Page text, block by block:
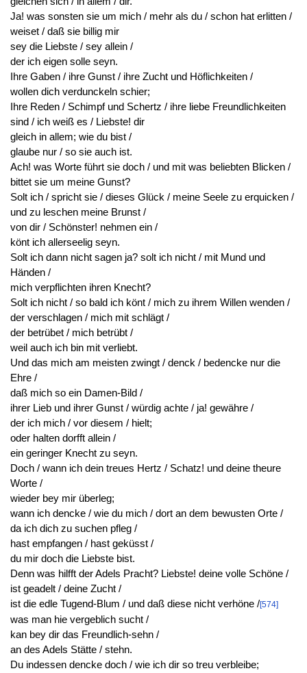
Ja! was sonsten sie um mich / mehr als du / schon hat erlitten /
weiset / daß sie billig mir
sey die Liebste / sey allein /
der ich eigen solle seyn.
Ihre Gaben / ihre Gunst / ihre Zucht und Höflichkeiten /
wollen dich verdunckeln schier;
Ihre Reden / Schimpf und Schertz / ihre liebe Freundlichkeiten
sind / ich weiß es / Liebste! dir
gleich in allem; wie du bist /
glaube nur / so sie auch ist.
Ach! was Worte führt sie doch / und mit was beliebten Blicken /
bittet sie um meine Gunst?
Solt ich / spricht sie / dieses Glück / meine Seele zu erquicken /
und zu leschen meine Brunst /
von dir / Schönster! nehmen ein /
könt ich allerseelig seyn.
Solt ich dann nicht sagen ja? solt ich nicht / mit Mund und
Händen /
mich verpflichten ihren Knecht?
Solt ich nicht / so bald ich könt / mich zu ihrem Willen wenden /
der verschlagen / mich mit schlägt /
der betrübet / mich betrübt /
weil auch ich bin mit verliebt.
Und das mich am meisten zwingt / denck / bedencke nur die
Ehre /
daß mich so ein Damen-Bild /
ihrer Lieb und ihrer Gunst / würdig achte / ja! gewähre /
der ich mich / vor diesem / hielt;
oder halten dorfft allein /
ein geringer Knecht zu seyn.
Doch / wann ich dein treues Hertz / Schatz! und deine theure
Worte /
wieder bey mir überleg;
wann ich dencke / wie du mich / dort an dem bewusten Orte /
da ich dich zu suchen pfleg /
hast empfangen / hast geküsst /
du mir doch die Liebste bist.
Denn was hilfft der Adels Pracht? Liebste! deine volle Schöne /
ist geadelt / deine Zucht /
ist die edle Tugend-Blum / und daß diese nicht verhöne /[574]
was man hie vergeblich sucht /
kan bey dir das Freundlich-sehn /
an des Adels Stätte / stehn.
Du indessen dencke doch / wie ich dir so treu verbleibe;